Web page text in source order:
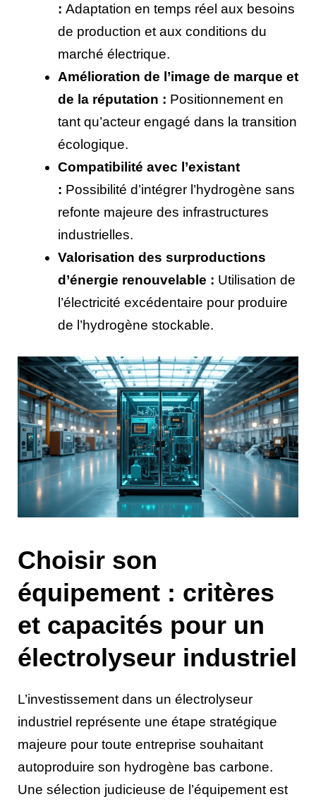
: Adaptation en temps réel aux besoins
de production et aux conditions du
marché électrique.
Amélioration de l’image de marque et
de la réputation : Positionnement en
tant qu’acteur engagé dans la transition
écologique.
Compatibilité avec l’existant
: Possibilité d’intégrer l’hydrogène sans
refonte majeure des infrastructures
industrielles.
Valorisation des surproductions
d’énergie renouvelable : Utilisation de
l’électricité excédentaire pour produire
de l’hydrogène stockable.
Choisir son
équipement : critères
et capacités pour un
électrolyseur industriel
L’investissement dans un électrolyseur
industriel représente une étape stratégique
majeure pour toute entreprise souhaitant
autoproduire son hydrogène bas carbone.
Une sélection judicieuse de l’équipement est